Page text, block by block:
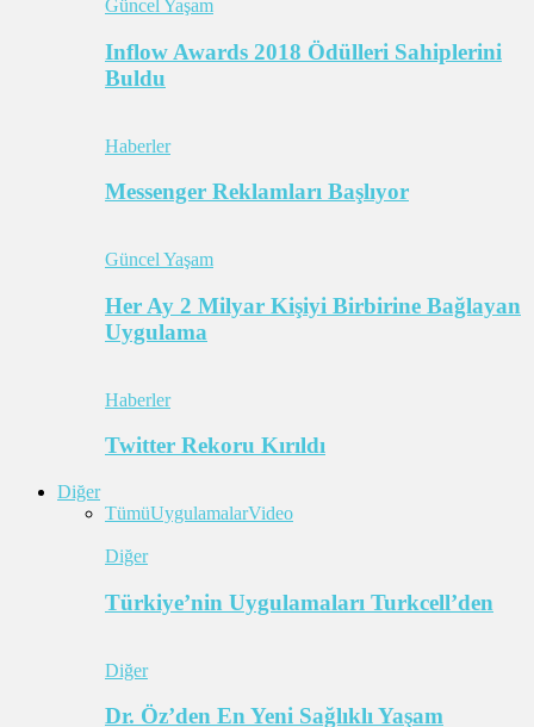
Güncel Yaşam
Inflow Awards 2018 Ödülleri Sahiplerini
Buldu
Haberler
Messenger Reklamları Başlıyor
Güncel Yaşam
Her Ay 2 Milyar Kişiyi Birbirine Bağlayan
Uygulama
Haberler
Twitter Rekoru Kırıldı
Diğer
TümüUygulamalarVideo
Diğer
Türkiye’nin Uygulamaları Turkcell’den
Diğer
Dr. Öz’den En Yeni Sağlıklı Yaşam